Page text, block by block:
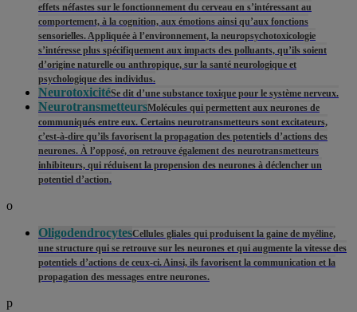
effets néfastes sur le fonctionnement du cerveau en s’intéressant au
comportement, à la cognition, aux émotions ainsi qu’aux fonctions
sensorielles. Appliquée à l’environnement, la neuropsychotoxicologie
s’intéresse plus spécifiquement aux impacts des polluants, qu’ils soient
d’origine naturelle ou anthropique, sur la santé neurologique et
psychologique des individus.
NeurotoxicitéSe dit d’une substance toxique pour le système nerveux.
NeurotransmetteursMolécules qui permettent aux neurones de
communiqués entre eux. Certains neurotransmetteurs sont excitateurs,
c’est-à-dire qu’ils favorisent la propagation des potentiels d’actions des
neurones. À l’opposé, on retrouve également des neurotransmetteurs
inhibiteurs, qui réduisent la propension des neurones à déclencher un
potentiel d’action.
o
OligodendrocytesCellules gliales qui produisent la gaine de myéline,
une structure qui se retrouve sur les neurones et qui augmente la vitesse des
potentiels d’actions de ceux-ci. Ainsi, ils favorisent la communication et la
propagation des messages entre neurones.
p